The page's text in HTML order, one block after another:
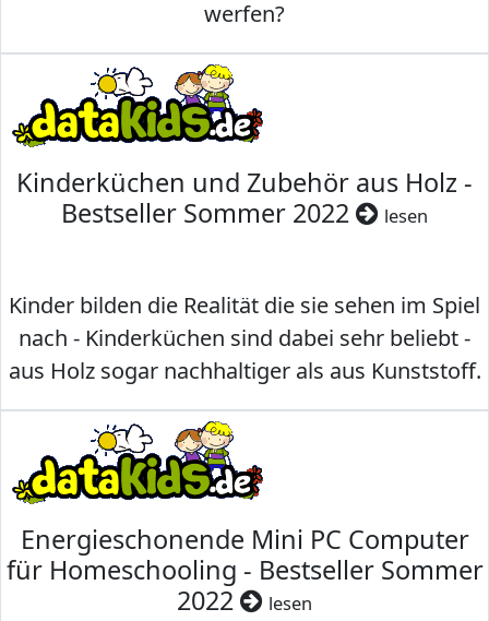
werfen?
Kinderküchen und Zubehör aus Holz -
Bestseller Sommer 2022
lesen
Kinder bilden die Realität die sie sehen im Spiel
nach - Kinderküchen sind dabei sehr beliebt -
aus Holz sogar nachhaltiger als aus Kunststoff.
Energieschonende Mini PC Computer
für Homeschooling - Bestseller Sommer
2022
lesen